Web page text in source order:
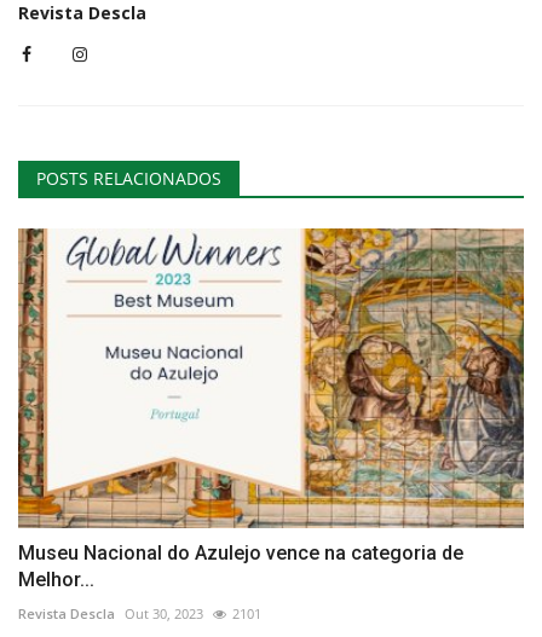
Revista Descla
POSTS RELACIONADOS
Museu Nacional do Azulejo vence na categoria de
Melhor...
Revista Descla Out 30, 2023 2101